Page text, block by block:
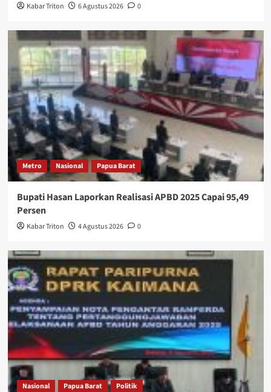
Kabar Triton 6 Agustus 2026 0
Metro Nasional Papua Barat
Bupati Hasan Laporkan Realisasi APBD 2025 Capai 95,49
Persen
Kabar Triton 4 Agustus 2026 0
Nasional Papua Barat Politik